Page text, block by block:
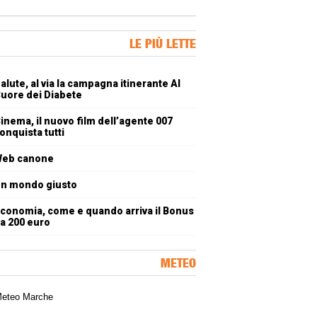
LE PIÙ LETTE
al via la campagna itinerante Al
dei Diabete
il nuovo film dell’agente 007
tutti
canone
mondo giusto
come e quando arriva il Bonus
200 euro
METEO
meteorologica delle Marche